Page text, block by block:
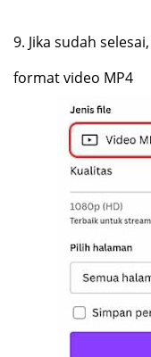
9. Jika sudah
format video MP4